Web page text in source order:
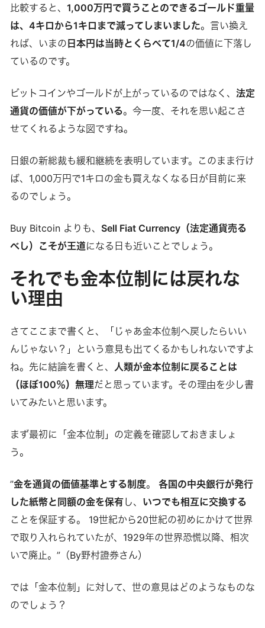
比較すると、 1,000万円で買うことのできるゴールド重量
は、4キロから1キロまで減ってしまいました。言い換え
れば、いまの日本円は当時とくらべて1/4の価値に下落し
ているのです。
ビットコインやゴールドが上がっているのではなく、 法定
通貨の価値が下がっている。今一度、それを思い起こさ
せてくれるような図ですね。
日銀の新総裁も緩和継続を表明しています。このまま行け
ば、1,000万円で1キロの金も買えなくなる日が目前に来
るのでしょう。
Buy Bitcoin よりも、 Sell Fiat Currency（法定通貨売る
べし）こそが王道になる日も近いことでしょう。
それでも金本位制には戻れな
い理由
さてここまで書くと、「じゃあ金本位制へ戻したらいい
んじゃない？」という意見も出てくるかもしれないですよ
ね。先に結論を書くと、
人類が金本位制に戻ることは
（ほぼ100％）無理だと思っています。その理由を少し書
いてみたいと思います。
まず最初に「金本位制」の定義を確認しておきましょ
う。
”金を通貨の価値基準とする制度。 各国の中央銀行が発行
した紙幣と同額の金を保有し、 いつでも相互に交換する
ことを保証する。 19世紀から20世紀の初めにかけて世界
で取り入れられていたが、1929年の世界恐慌以降、相次
いで廃止。”（By野村證券さん）
では「金本位制」に対して、世の意見はどのようなものな
のでしょう？